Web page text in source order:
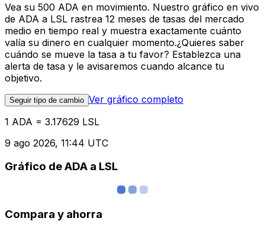
Vea su 500 ADA en movimiento. Nuestro gráfico en vivo
de ADA a LSL rastrea 12 meses de tasas del mercado
medio en tiempo real y muestra exactamente cuánto
valía su dinero en cualquier momento.¿Quieres saber
cuándo se mueve la tasa a tu favor? Establezca una
alerta de tasa y le avisaremos cuando alcance tu
objetivo.
Seguir tipo de cambio Ver gráfico completo
1 ADA = 3.17629 LSL
9 ago 2026, 11:44 UTC
Gráfico de ADA a LSL
Compara y ahorra